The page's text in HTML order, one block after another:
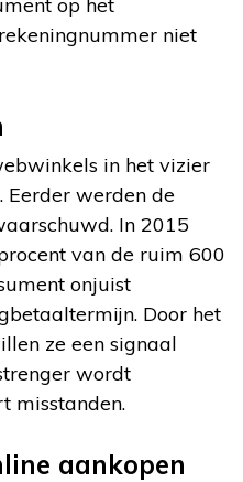
niet
in het vizier
Eerder werden de
In 2015
van de ruim 600
onjuist
Door het
ze een signaal
wordt
misstanden.
aankopen